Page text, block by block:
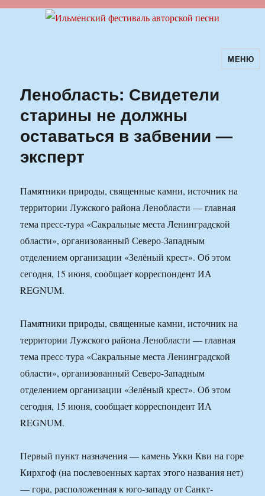
Ильменский фестиваль авторскойМЕНЮ
Ленобласть: Свидетели
старины не должны
оставаться в забвении —
эксперт
Памятники природы, священные камни, источник на
территории Лужского района Ленобласти — главная
тема пресс-тура «Сакральные места Ленинградской
области», организованный Северо-Западным
отделением организации «Зелёный крест». Об этом
сегодня, 15 июня, сообщает корреспондент ИА
REGNUM.
Памятники природы, священные камни, источник на
территории Лужского района Ленобласти — главная
тема пресс-тура «Сакральные места Ленинградской
области», организованный Северо-Западным
отделением организации «Зелёный крест». Об этом
сегодня, 15 июня, сообщает корреспондент ИА
REGNUM.
Первый пункт назначения — камень Укки Кви на горе
Кирхгоф (на послевоенных картах этого названия нет)
— гора, расположенная к юго-западу от Санкт-